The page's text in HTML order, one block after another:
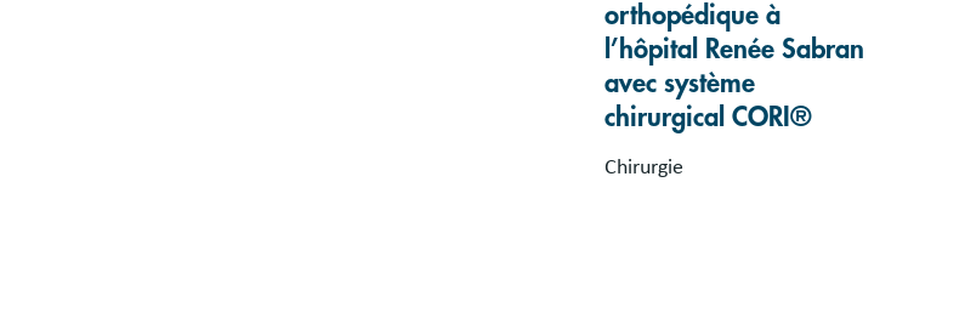
orthopédique à
l’hôpital Renée Sabran
avec système
chirurgical CORI®
Chirurgie